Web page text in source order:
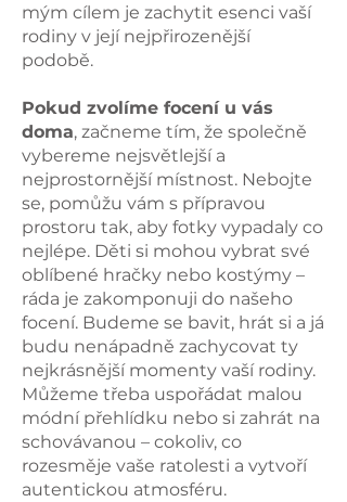
mým cílem je zachytit esenci vaší
rodiny v její nejpřirozenější
podobě.
Pokud zvolíme focení u vás
doma, začneme tím, že společně
vybereme nejsvětlejší a
nejprostornější místnost. Nebojte
se, pomůžu vám s přípravou
prostoru tak, aby fotky vypadaly co
nejlépe. Děti si mohou vybrat své
oblíbené hračky nebo kostýmy –
ráda je zakomponuji do našeho
focení. Budeme se bavit, hrát si a já
budu nenápadně zachycovat ty
nejkrásnější momenty vaší rodiny.
Můžeme třeba uspořádat malou
módní přehlídku nebo si zahrát na
schovávanou – cokoliv, co
rozesměje vaše ratolesti a vytvoří
autentickou atmosféru.